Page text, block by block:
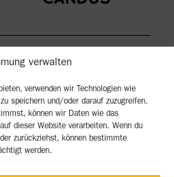
verwalten
verwenden wir Technologien wie
speichern und/oder darauf zuzugreifen.
können wir Daten wie das
dieser Website verarbeiten. Wenn du
zurückziehst, können bestimmte
werden.